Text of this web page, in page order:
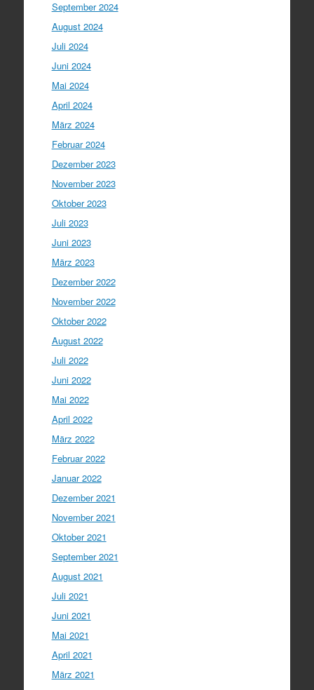
September 2024
August 2024
Juli 2024
Juni 2024
Mai 2024
April 2024
März 2024
Februar 2024
Dezember 2023
November 2023
Oktober 2023
Juli 2023
Juni 2023
März 2023
Dezember 2022
November 2022
Oktober 2022
August 2022
Juli 2022
Juni 2022
Mai 2022
April 2022
März 2022
Februar 2022
Januar 2022
Dezember 2021
November 2021
Oktober 2021
September 2021
August 2021
Juli 2021
Juni 2021
Mai 2021
April 2021
März 2021